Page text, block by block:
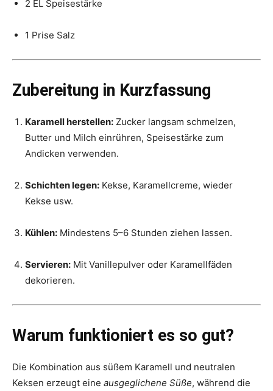
2 EL Speisestärke
1 Prise Salz
Zubereitung in Kurzfassung
Karamell herstellen: Zucker langsam schmelzen,
Butter und Milch einrühren, Speisestärke zum
Andicken verwenden.
Schichten legen: Kekse, Karamellcreme, wieder
Kekse usw.
Kühlen: Mindestens 5–6 Stunden ziehen lassen.
Servieren: Mit Vanillepulver oder Karamellfäden
dekorieren.
Warum funktioniert es so gut?
Die Kombination aus süßem Karamell und neutralen
Keksen erzeugt eine ausgeglichene Süße, während die